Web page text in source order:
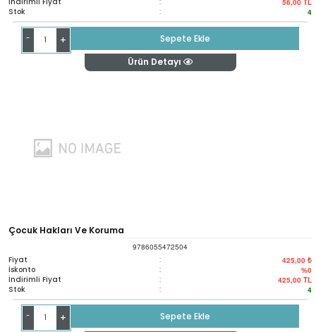
56,00 TL
Stok : 4
- +
Sepete Ekle
Ürün Detayı
Çocuk Hakları Ve Koruma
9786055472504
Fiyat : 425,00 ₺
İskonto : %0
İndirimli Fiyat : 425,00 TL
Stok : 4
- +
Sepete Ekle